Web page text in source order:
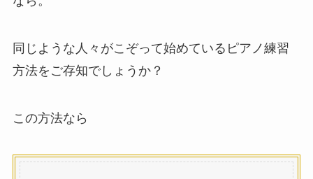
同じような人々がこぞって始めているピアノ練習
方法をご存知でしょうか？
この方法なら